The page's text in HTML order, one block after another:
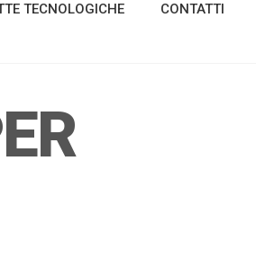
TECNOLOGICHE CONTATTI